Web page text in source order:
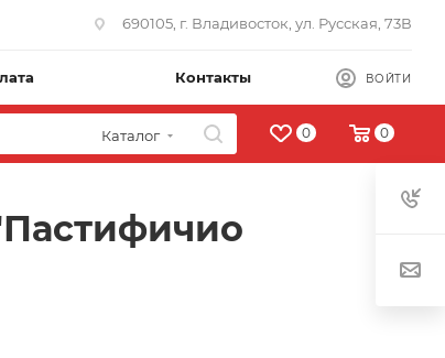
690105, г. Владивосток, ул. Русская, 73В
Контакты ВОЙТИ
Каталог 0 0